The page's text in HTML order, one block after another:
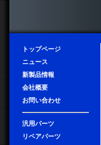
トップページ
ニュース
新製品情報
会社概要
お問い合わせ
汎用パーツ
リペアパーツ